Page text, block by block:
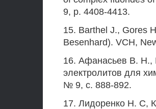
9, p. 4408-4413.
15. Barthel J., Gores
Besenhard). VCH,
16. Афанасьев В. Н.,
электролитов для
№ 9, с. 888-892.
17. Лидоренко Н. С,